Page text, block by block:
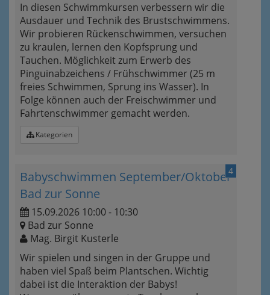
In diesen Schwimmkursen verbessern wir die
Ausdauer und Technik des Brustschwimmens.
Wir probieren Rückenschwimmen, versuchen
zu kraulen, lernen den Kopfsprung und
Tauchen. Möglichkeit zum Erwerb des
Pinguinabzeichens / Frühschwimmer (25 m
freies Schwimmen, Sprung ins Wasser). In
Folge können auch der Freischwimmer und
Fahrtenschwimmer gemacht werden.
Kategorien
4
Babyschwimmen September/Oktober
Bad zur Sonne
15.09.2026 10:00 - 10:30
Bad zur Sonne
Mag. Birgit Kusterle
Wir spielen und singen in der Gruppe und
haben viel Spaß beim Plantschen. Wichtig
dabei ist die Interaktion der Babys!